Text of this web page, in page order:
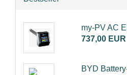
my-PV AC
737,00 EUR
BYD